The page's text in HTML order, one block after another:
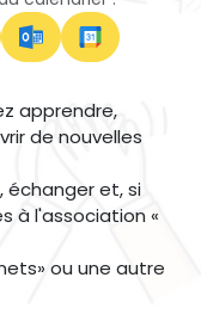
apprendre,
de nouvelles
échanger et, si
à l'association «
ou une autre